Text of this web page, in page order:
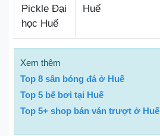
Pickle Đại
học Huế
Huế
Xem thêm
Top 8 sân bóng đá ở Huế
Top 5 bể bơi tại Huế
Top 5+ shop bán ván trượt ở Huế